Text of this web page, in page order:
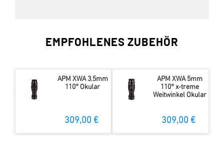
EMPFOHLENES ZUBEHÖR
APM XWA 3,5mm
110° Okular
309,00 €
APM XWA 5mm
110° x-treme
Weitwinkel Okular
309,00 €